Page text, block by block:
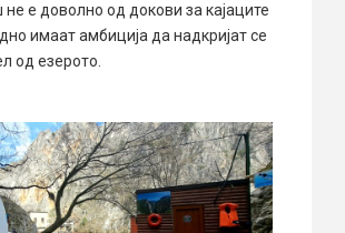
е доволно од докови за кајаците
имаат амбиција да надкријат се
од езерото.